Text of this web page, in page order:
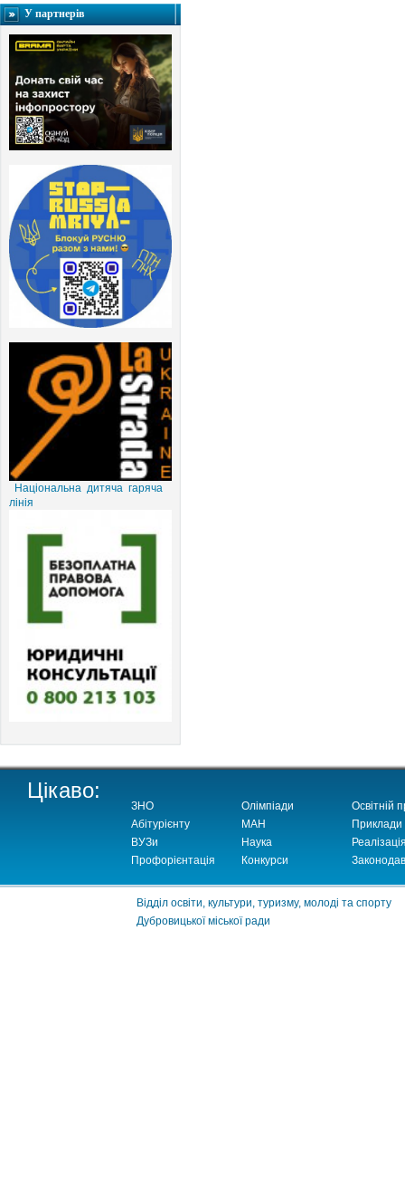
У партнерів
Національна дитяча гаряча
лінія
Цікаво:
ЗНО
Абітурієнту
ВУЗи
Профорієнтація
Олімпіади
МАН
Наука
Конкурси
Освітній
Приклади
Відділ освіти, культури, туризму, молоді та спорту
Дубровицької міської ради